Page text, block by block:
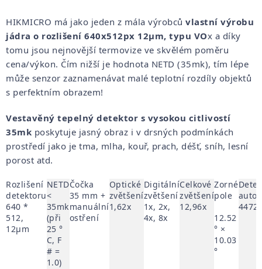
HIKMICRO má jako jeden z mála výrobců vlastní výrobu
jádra o rozlišení 640x512px 12µm, typu VOx a díky
tomu jsou nejnovější termovize ve skvělém poměru
cena/výkon. Čím nižší je hodnota NETD (35mk), tím lépe
může senzor zaznamenávat malé teplotní rozdíly objektů
s perfektním obrazem!
Vestavěný tepelný detektor s vysokou citlivostí
35mk poskytuje jasný obraz i v drsných podmínkách
prostředí jako je tma, mlha, kouř, prach, déšť, sníh, lesní
porost atd.
Rozlišení
detektoru
640 *
512,
12µm
NETD
<
35mk
(při
25 °
C, F
# =
1.0)
Čočka
35 mm +
manuální
ostření
Optické
zvětšení
1,62x
Digitální
zvětšení
1x, 2x,
4x, 8x
Celkové
zvětšení
12,96x
Zorné
pole
12.52
° ×
10.03
°
4472